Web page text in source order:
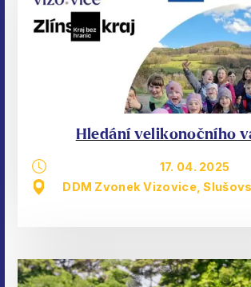
Hledání velikonočního
17. 04. 2025
DDM Zvonek Vizovice,